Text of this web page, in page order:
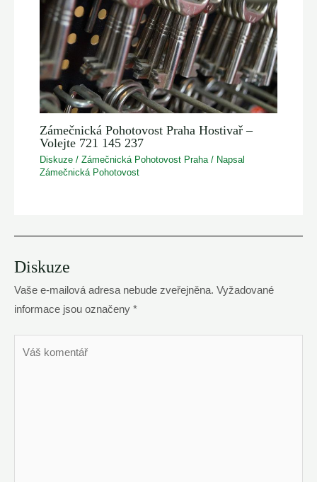
Zámečnická Pohotovost Praha Hostivař –
Volejte 721 145 237
Diskuze /Zámečnická Pohotovost Praha/ Napsal
Zámečnická Pohotovost
Diskuze
Vaše e-mailová adresa nebude zveřejněna. Vyžadované
informace jsou označeny *